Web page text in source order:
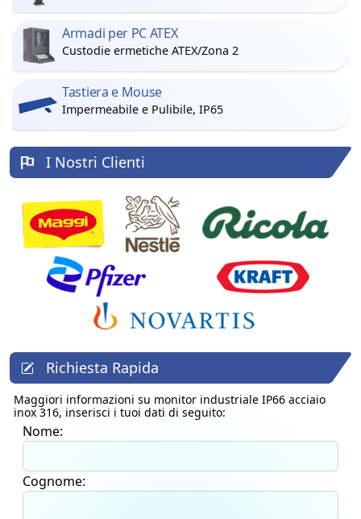
Armadi per PC ATEX
Custodie ermetiche ATEX/Zona 2
Tastiera e Mouse
Impermeabile e Pulibile, IP65
I Nostri Clienti
Richiesta Rapida
Maggiori informazioni su monitor industriale IP66 acciaio
inox 316, inserisci i tuoi dati di seguito:
Nome:
Cognome: